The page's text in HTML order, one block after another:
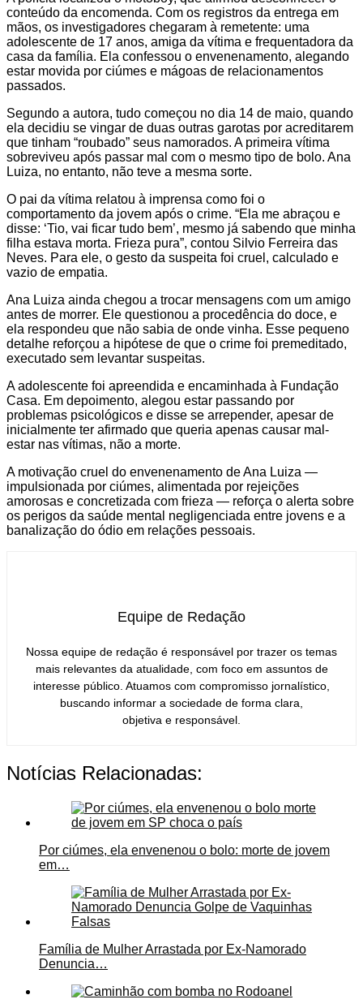
conteúdo da encomenda. Com os registros da entrega em
mãos, os investigadores chegaram à remetente: uma
adolescente de 17 anos, amiga da vítima e frequentadora da
casa da família. Ela confessou o envenenamento, alegando
estar movida por ciúmes e mágoas de relacionamentos
passados.
Segundo a autora, tudo começou no dia 14 de maio, quando
ela decidiu se vingar de duas outras garotas por acreditarem
que tinham “roubado” seus namorados. A primeira vítima
sobreviveu após passar mal com o mesmo tipo de bolo. Ana
Luiza, no entanto, não teve a mesma sorte.
O pai da vítima relatou à imprensa como foi o
comportamento da jovem após o crime. “Ela me abraçou e
disse: ‘Tio, vai ficar tudo bem’, mesmo já sabendo que minha
filha estava morta. Frieza pura”, contou Silvio Ferreira das
Neves. Para ele, o gesto da suspeita foi cruel, calculado e
vazio de empatia.
Ana Luiza ainda chegou a trocar mensagens com um amigo
antes de morrer. Ele questionou a procedência do doce, e
ela respondeu que não sabia de onde vinha. Esse pequeno
detalhe reforçou a hipótese de que o crime foi premeditado,
executado sem levantar suspeitas.
A adolescente foi apreendida e encaminhada à Fundação
Casa. Em depoimento, alegou estar passando por
problemas psicológicos e disse se arrepender, apesar de
inicialmente ter afirmado que queria apenas causar mal-
estar nas vítimas, não a morte.
A motivação cruel do envenenamento de Ana Luiza —
impulsionada por ciúmes, alimentada por rejeições
amorosas e concretizada com frieza — reforça o alerta sobre
os perigos da saúde mental negligenciada entre jovens e a
banalização do ódio em relações pessoais.
Equipe de Redação
Nossa equipe de redação é responsável por trazer os temas
mais relevantes da atualidade, com foco em assuntos de
interesse público. Atuamos com compromisso jornalístico,
buscando informar a sociedade de forma clara,
objetiva e responsável.
Notícias Relacionadas:
Por ciúmes, ela envenenou o bolo: morte de jovem
em…
Família de Mulher Arrastada por Ex-Namorado
Denuncia…